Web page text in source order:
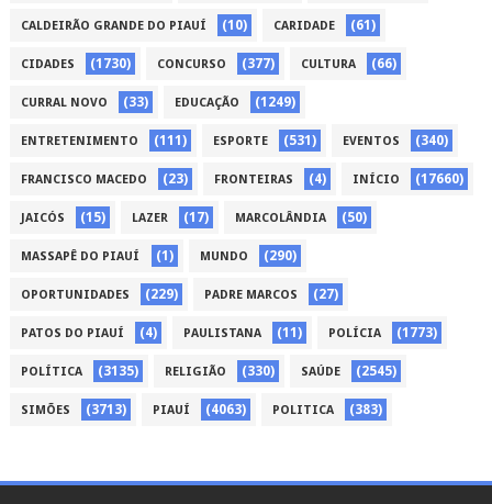
CALDEIRÃO GRANDE DO PIAUÍ (10) CARIDADE (61)
CIDADES (1730) CONCURSO (377) CULTURA (66)
CURRAL NOVO (33) EDUCAÇÃO (1249)
ENTRETENIMENTO (111) ESPORTE (531) EVENTOS (340)
FRANCISCO MACEDO (23) FRONTEIRAS (4) INÍCIO (17660)
JAICÓS (15) LAZER (17) MARCOLÂNDIA (50)
MASSAPÊ DO PIAUÍ (1) MUNDO (290)
OPORTUNIDADES (229) PADRE MARCOS (27)
PATOS DO PIAUÍ (4) PAULISTANA (11) POLÍCIA (1773)
POLÍTICA (3135) RELIGIÃO (330) SAÚDE (2545)
SIMÕES (3713) PIAUÍ (4063) POLITICA (383)